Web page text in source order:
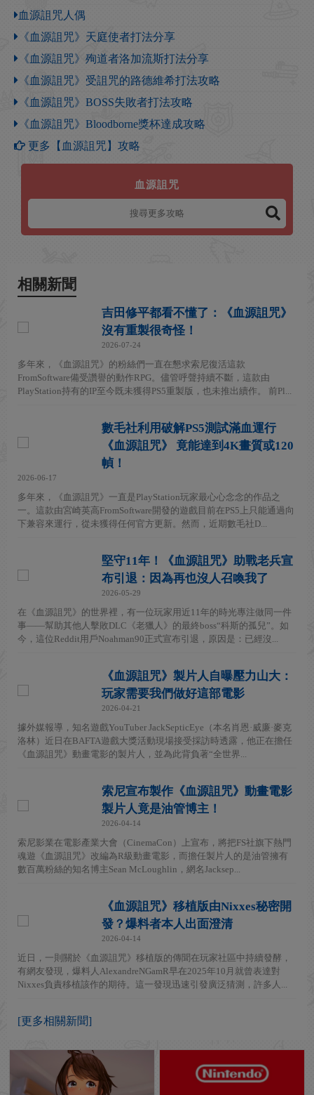
血源詛咒人偶
《血源詛咒》天庭使者打法分享
《血源詛咒》殉道者洛加流斯打法分享
《血源詛咒》受詛咒的路德維希打法攻略
《血源詛咒》BOSS失敗者打法攻略
《血源詛咒》Bloodborne獎杯達成攻略
更多【血源詛咒】攻略
血源詛咒
相關新聞
吉田修平都看不懂了：《血源詛咒》
沒有重製很奇怪！
2026-07-24
多年來，《血源詛咒》的粉絲們一直在懇求索尼復活這款
FromSoftware備受讚譽的動作RPG。儘管呼聲持續不斷，這款由
PlayStation持有的IP至今既未獲得PS5重製版，也未推出續作。 前Pl...
數毛社利用破解PS5測試滿血運行
《血源詛咒》 竟能達到4K畫質或120
幀！
2026-06-17
多年來，《血源詛咒》一直是PlayStation玩家最心心念念的作品之
一。這款由宮崎英高FromSoftware開發的遊戲目前在PS5上只能通過向
下兼容來運行，從未獲得任何官方更新。然而，近期數毛社D...
堅守11年！《血源詛咒》助戰老兵宣
布引退：因為再也沒人召喚我了
2026-05-29
在《血源詛咒》的世界裡，有一位玩家用近11年的時光專注做同一件
事——幫助其他人擊敗DLC《老獵人》的最終boss“科斯的孤兒”。如
今，這位Reddit用戶Noahman90正式宣布引退，原因是：已經沒...
《血源詛咒》製片人自曝壓力山大：
玩家需要我們做好這部電影
2026-04-21
據外媒報導，知名遊戲YouTuber JackSepticEye（本名肖恩·威廉·麥克
洛林）近日在BAFTA遊戲大獎活動現場接受採訪時透露，他正在擔任
《血源詛咒》動畫電影的製片人，並為此背負著“全世界...
索尼宣布製作《血源詛咒》動畫電影
製片人竟是油管博主！
2026-04-14
索尼影業在電影產業大會（CinemaCon）上宣布，將把FS社旗下熱門
魂遊《血源詛咒》改編為R級動畫電影，而擔任製片人的是油管擁有
數百萬粉絲的知名博主Sean McLoughlin，網名Jacksep...
《血源詛咒》移植版由Nixxes秘密開
發？爆料者本人出面澄清
2026-04-14
近日，一則關於《血源詛咒》移植版的傳聞在玩家社區中持續發酵，
有網友發現，爆料人AlexandreNGamR早在2025年10月就曾表達對
Nixxes負責移植該作的期待。這一發現迅速引發廣泛猜測，許多人...
[更多相關新聞]